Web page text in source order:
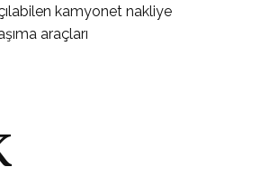
kamyonet nakliye
araçları